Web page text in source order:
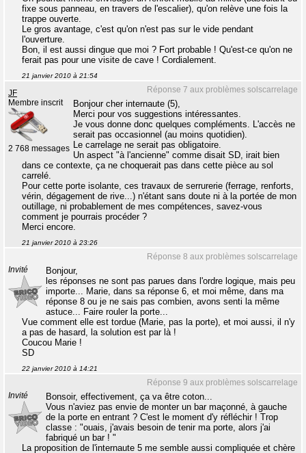
fixe sous panneau, en travers de l'escalier), qu'on relève une fois la
trappe ouverte.
Le gros avantage, c'est qu'on n'est pas sur le vide pendant
l'ouverture.
Bon, il est aussi dingue que moi ? Fort probable ! Qu'est-ce qu'on ne
ferait pas pour une visite de cave ! Cordialement.
21 janvier 2010 à 21:54
Réponse 7 aux problèmes solscarrelage
JF
Membre inscrit
2 768 messages
Bonjour cher internaute (5),
Merci pour vos suggestions intéressantes.
Je vous donne donc quelques compléments. L'accès ne
serait pas occasionnel (au moins quotidien).
Le carrelage ne serait pas obligatoire.
Un aspect "à l'ancienne" comme disait SD, irait bien
dans ce contexte, ça ne choquerait pas dans cette pièce au sol
carrelé.
Pour cette porte isolante, ces travaux de serrurerie (ferrage, renforts,
vérin, dégagement de rive...) n'étant sans doute ni à la portée de mon
outillage, ni probablement de mes compétences, savez-vous
comment je pourrais procéder ?
Merci encore.
21 janvier 2010 à 23:26
Réponse 8 aux problèmes solscarrelage
Invité
Bonjour,
les réponses ne sont pas parues dans l'ordre logique, mais peu
importe... Marie, dans sa réponse 6, et moi même, dans ma
réponse 8 ou je ne sais pas combien, avons senti la même
astuce... Faire rouler la porte...
Vue comment elle est tordue (Marie, pas la porte), et moi aussi, il n'y
a pas de hasard, la solution est par là !
Coucou Marie !
SD
22 janvier 2010 à 14:21
Réponse 9 aux problèmes solscarrelage
Invité
Bonsoir, effectivement, ça va être coton...
Vous n'aviez pas envie de monter un bar maçonné, à gauche
de la porte en entrant ? C'est le moment d'y réfléchir ! Trop
classe : "ouais, j'avais besoin de tenir ma porte, alors j'ai
fabriqué un bar ! "
La proposition de l'internaute 5 me semble aussi compliquée et chère